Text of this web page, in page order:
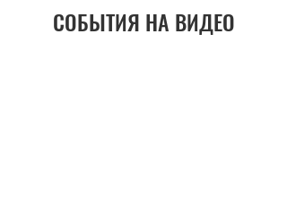
СОБЫТИЯ НА ВИДЕО